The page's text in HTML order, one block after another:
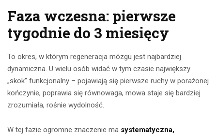
Faza wczesna: pierwsze
tygodnie do 3 miesięcy
To okres, w którym regeneracja mózgu jest najbardziej
dynamiczna. U wielu osób widać w tym czasie największy
„skok” funkcjonalny – pojawiają się pierwsze ruchy w porażonej
kończynie, poprawia się równowaga, mowa staje się bardziej
zrozumiała, rośnie wydolność.
W tej fazie ogromne znaczenie ma systematyczna,